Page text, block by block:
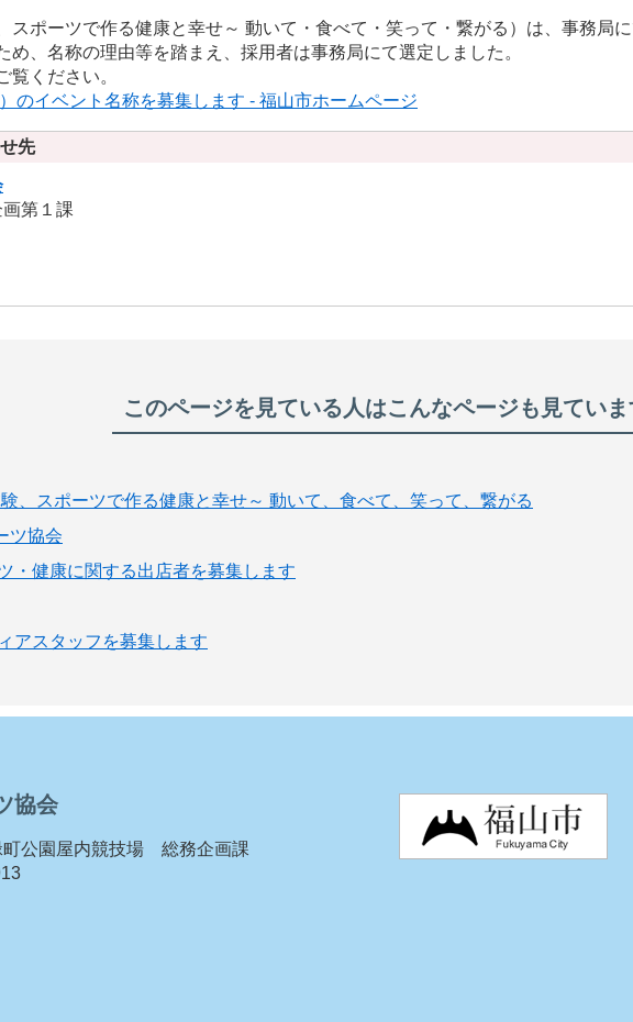
スポーツで作る健康と幸せ～ 動いて・食べて・笑って・繋がる）は、事務局
め、名称の理由等を踏まえ、採用者は事務局にて選定しました。
覧ください。
のイベント名称を募集します - 福山市ホームページ
先
第１課
このページを見ている人はこんなページも見てい
、スポーツで作る健康と幸せ～ 動いて、食べて、笑って、繋がる
ツ協会
・健康に関する出店者を募集します
スタッフを募集します
協会
公園屋内競技場 総務企画課